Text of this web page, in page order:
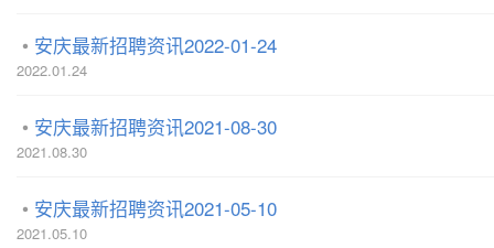
安庆最新招聘资讯2022-01-24
2022.01.24
安庆最新招聘资讯2021-08-30
2021.08.30
安庆最新招聘资讯2021-05-10
2021.05.10